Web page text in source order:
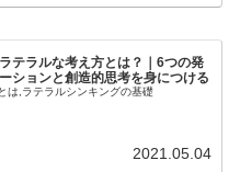
ラテラルな考え方とは？｜6つの発
ションと創造的思考を身につける
は,ラテラルシンキングの基礎
2021.05.04